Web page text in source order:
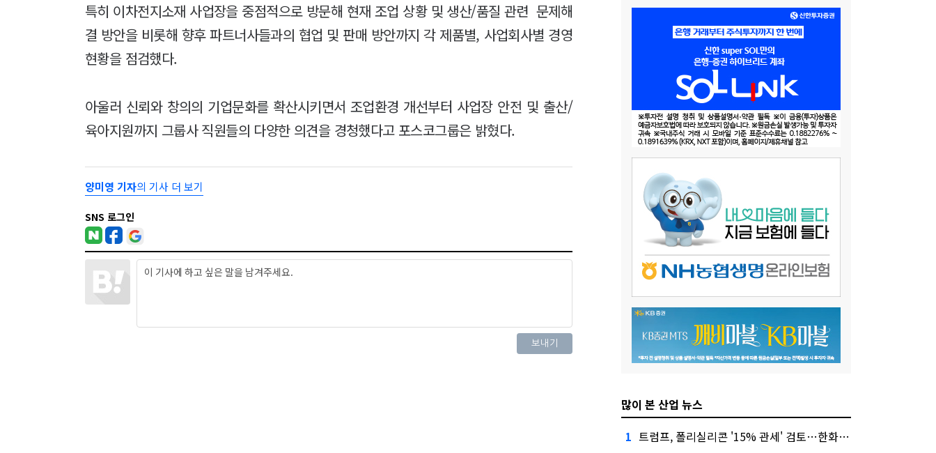
특히 이차전지소재 사업장을 중점적으로 방문해 현재 조업 상황 및 생산/품질 관련 문제해
결 방안을 비롯해 향후 파트너사들과의 협업 및 판매 방안까지 각 제품별, 사업회사별 경영
현황을 점검했다.
아울러 신뢰와 창의의 기업문화를 확산시키면서 조업환경 개선부터 사업장 안전 및 출산/
육아지원까지 그룹사 직원들의 다양한 의견을 경청했다고 포스코그룹은 밝혔다.
양미영 기자의 기사 더 보기
SNS 로그인
많이 본 산업 뉴스
1 트럼프, 폴리실리콘 '15% 관세' 검토…한화큐셀·OCI 영향은?